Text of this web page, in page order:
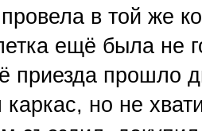
в той же
ещё была не
приезда прошло
но не